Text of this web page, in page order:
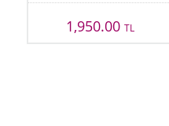
1,950.00TL